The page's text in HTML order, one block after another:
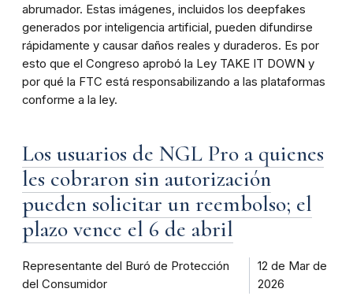
abrumador. Estas imágenes, incluidos los deepfakes
generados por inteligencia artificial, pueden difundirse
rápidamente y causar daños reales y duraderos. Es por
esto que el Congreso aprobó la Ley TAKE IT DOWN y
por qué la FTC está responsabilizando a las plataformas
conforme a la ley.
Los usuarios de NGL Pro a quienes
les cobraron sin autorización
pueden solicitar un reembolso; el
plazo vence el 6 de abril
Representante del Buró de Protección
del Consumidor
12 de Mar de
2026